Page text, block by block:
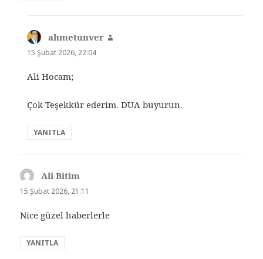
ahmetunver
15 Şubat 2026, 22:04
Ali Hocam;
Çok Teşekkür ederim. DUA buyurun.
YANITLA
Ali Bitim
ki:
15 Şubat 2026, 21:11
Nice güzel haberlerle
YANITLA